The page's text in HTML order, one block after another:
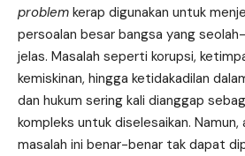
problem kerap digunakan untuk
persoalan besar bangsa yang
jelas. Masalah seperti korupsi,
kemiskinan, hingga ketidakadilan
dan hukum sering kali dianggap
kompleks untuk diselesaikan. Namun,
masalah ini benar-benar tak dapat